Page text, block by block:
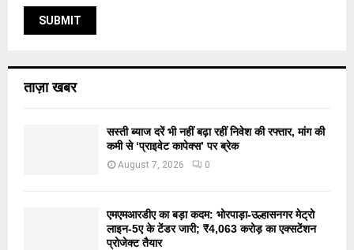
ताज़ा खबर
सस्ती ब्याज दरें भी नहीं बढ़ा रहीं निवेश की रफ्तार, मांग की
कमी से ‘प्राइवेट कापेक्स’ पर ब्रेक
August 7, 2026 0
एमएमआरडीए का बड़ा कदम: भोरपाड़ा-उल्हासनगर मेट्रो
लाइन-5ए के टेंडर जारी; ₹4,063 करोड़ का एक्सटेंशन
प्रोजेक्ट तैयार